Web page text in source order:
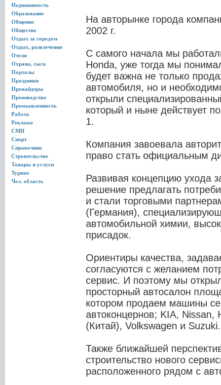
Недвижимость
Образование
Общение
Общество
Отдых за городом
Отдых, развлечения
Отели
Охрана, сыск
Порталы
Праздники
Провайдеры
Производство
Промышленность
Работа
Реклама
СМИ
Спорт
Справочник
Строительство
Товары и услуги
Туризм
Чел. область
На авторынке города
2002 г.
С самого начала мы
Honda, уже тогда мы
будет важна не только
автомобиля, но и
открыли
который и ныне действует
1.
Компания завоевала
право стать официальным
Развивая концепцию ухода
решение предлагать
и стали торговыми
(Германия),
автомобильной химии,
присадок.
Ориентиры качества,
согласуются с желанием
сервис. И поэтому мы
просторный автосалон
котором продаем машины
автоконцернов; KIA, Nissan,
(Китай), Volkswagen и Suzuki.
Также ближайшей
строительство нового
расположенного рядом с